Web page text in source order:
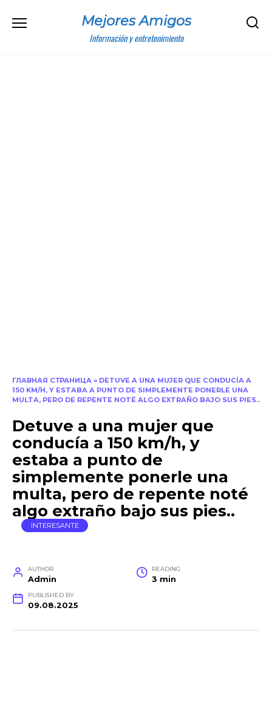
Mejores Amigos
Información y entretenimiento
ГЛАВНАЯ СТРАНИЦА » DETUVE A UNA MUJER QUE CONDUCÍA A
150 KM/H, Y ESTABA A PUNTO DE SIMPLEMENTE PONERLE UNA
MULTA, PERO DE REPENTE NOTÉ ALGO EXTRAÑO BAJO SUS PIES..
Detuve a una mujer que
conducía a 150 km/h, y
estaba a punto de
simplemente ponerle una
multa, pero de repente noté
algo extraño bajo sus pies..
INTERESANTE
AUTHOR
Admin
READING
3 min
PUBLISHED BY
09.08.2025